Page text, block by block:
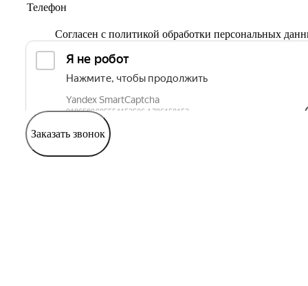
Согласен с политикой обработки персональных
Заказать звонок